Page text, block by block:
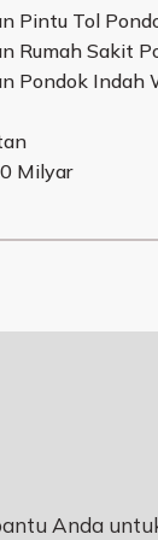
Pintu Tol
Rumah Sakit
Pondok Indah
Milyar
Anda